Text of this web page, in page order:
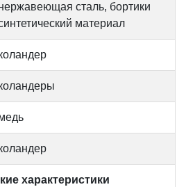
сталь, бортики
материал
характеристики